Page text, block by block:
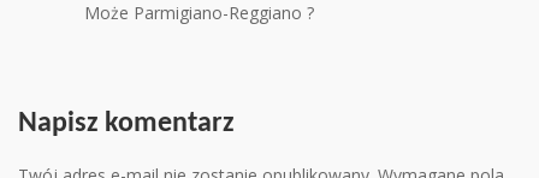
Może Parmigiano-Reggiano ?
Napisz komentarz